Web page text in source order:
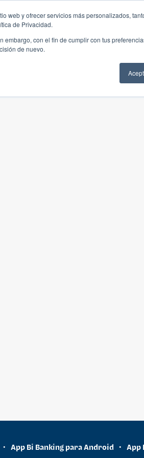
web y ofrecer servicios más personalizados,
de Privacidad.
con el fin de cumplir con tus
de nuevo.
• App Bi Banking para Android • App